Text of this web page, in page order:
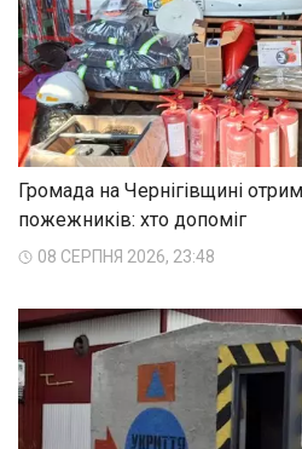
Громада на Чернігівщині
пожежників: хто допоміг
08 СЕРПНЯ 2026, 23:48